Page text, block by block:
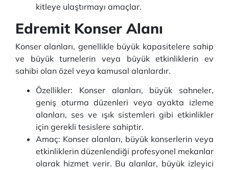
kitleye ulaştırmayı amaçlar.
Edremit Konser Alanı
Konser alanları, genellikle büyük kapasitelere sahip
ve büyük turnelerin veya büyük etkinliklerin ev
sahibi olan özel veya kamusal alanlardır.
Özellikler: Konser alanları, büyük sahneler,
geniş oturma düzenleri veya ayakta izleme
alanları, ses ve ışık sistemleri gibi etkinlikler
için gerekli tesislere sahiptir.
Amaç: Konser alanları, büyük konserlerin veya
etkinliklerin düzenlendiği profesyonel mekanlar
olarak hizmet verir. Bu alanlar, büyük izleyici